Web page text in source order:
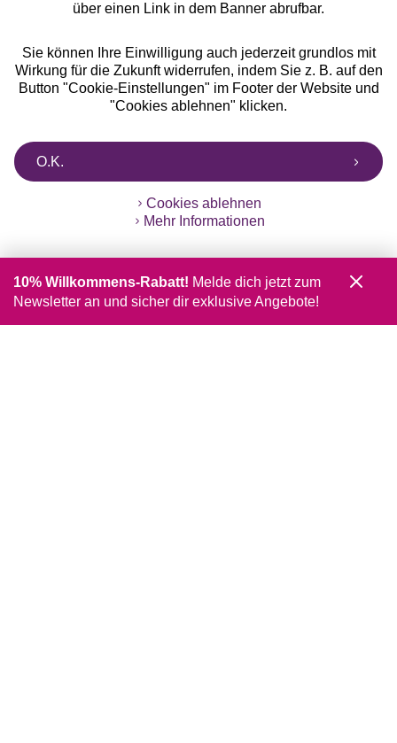
über einen Link in dem Banner abrufbar.
Sie können Ihre Einwilligung auch jederzeit grundlos mit
Wirkung für die Zukunft widerrufen, indem Sie z. B. auf den
Button "Cookie-Einstellungen" im Footer der Website und
"Cookies ablehnen" klicken.
O.K.
Cookies ablehnen
Mehr Informationen
10% Willkommens-Rabatt! Melde dich jetzt zum
Newsletter an und sicher dir exklusive Angebote!